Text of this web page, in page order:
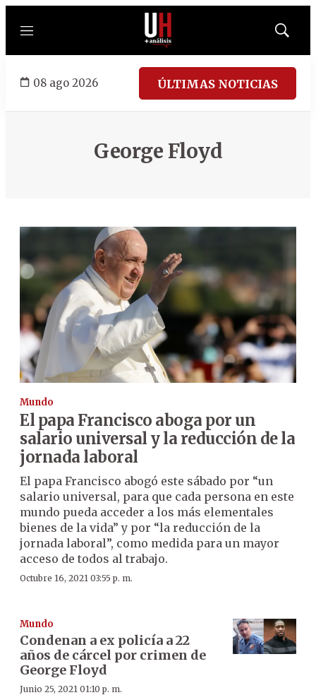
Menú
Mostrar
08 ago 2026 ÚLTIMAS NOTICIAS
George Floyd
Mundo
El papa Francisco aboga por un
salario universal y la reducción de la
jornada laboral
El papa Francisco abogó este sábado por “un
salario universal, para que cada persona en este
mundo pueda acceder a los más elementales
bienes de la vida” y por “la reducción de la
jornada laboral”, como medida para un mayor
acceso de todos al trabajo.
Octubre 16, 2021 03:55 p. m.
Mundo
Condenan a ex policía a 22
años de cárcel por crimen de
George Floyd
Junio 25, 2021 01:10 p. m.